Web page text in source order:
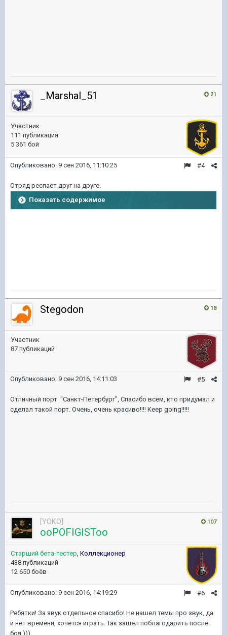
21
_Marshal_51
Участник
111 публикация
5 361 бой
#4
Опубликовано: 9 сен 2016, 11:10:25
Отряд респает друг на друге.
Показать содержимое
18
Stegodon
Участник
87 публикаций
#5
Опубликовано: 9 сен 2016, 14:11:03
Отличный порт "Санкт-Петербург", Спасибо всем, кто придумал и
сделал такой порт. Очень, очень красиво!!!! Keep going!!!!!
107
[YOKO]
ooPOFIGISToo
Старший бета-тестер, Коллекционер
438 публикаций
12 650 боёв
#6
Опубликовано: 9 сен 2016, 14:19:29
Ребятки! За звук отдельное спасибо! Не нашел темы про звук, да
и нет времени, хочется играть. Так зашел поблагодарить после
боя )))